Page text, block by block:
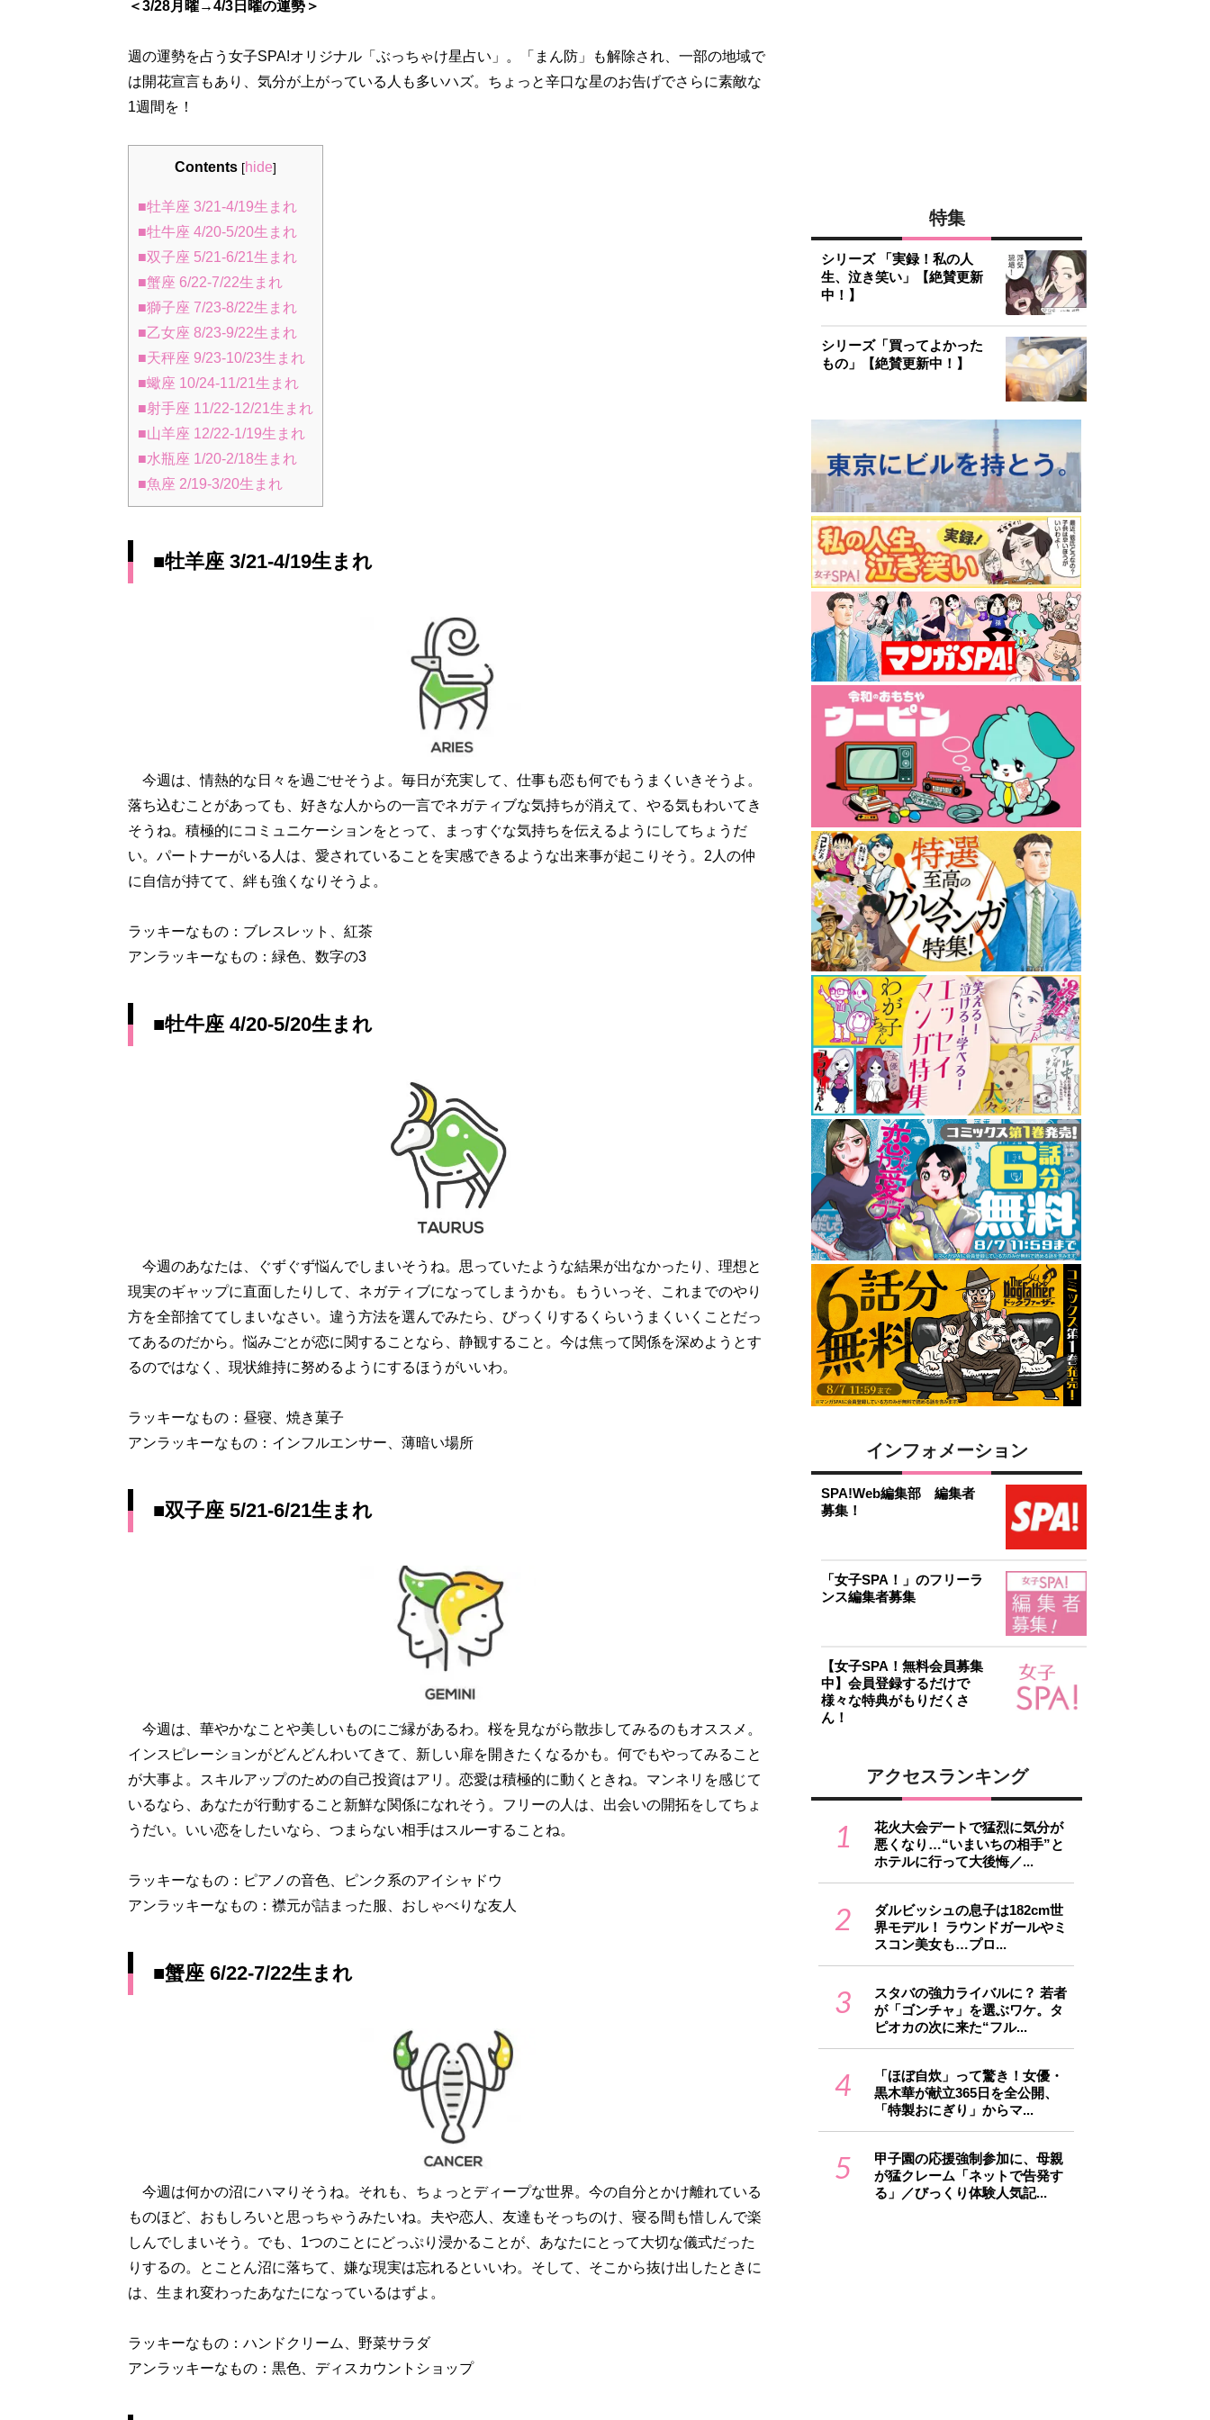
＜3/28月曜→4/3日曜の運勢＞
週の運勢を占う女子SPA!オリジナル「ぶっちゃけ星占い」。「まん防」も解除され、一部の地域で
は開花宣言もあり、気分が上がっている人も多いハズ。ちょっと辛口な星のお告げでさらに素敵な
1週間を！
Contents [hide]
■牡羊座 3/21-4/19生まれ
■牡牛座 4/20-5/20生まれ
■双子座 5/21-6/21生まれ
■蟹座 6/22-7/22生まれ
■獅子座 7/23-8/22生まれ
■乙女座 8/23-9/22生まれ
■天秤座 9/23-10/23生まれ
■蠍座 10/24-11/21生まれ
■射手座 11/22-12/21生まれ
■山羊座 12/22-1/19生まれ
■水瓶座 1/20-2/18生まれ
■魚座 2/19-3/20生まれ
■牡羊座 3/21-4/19生まれ
今週は、情熱的な日々を過ごせそうよ。毎日が充実して、仕事も恋も何でもうまくいきそうよ。
落ち込むことがあっても、好きな人からの一言でネガティブな気持ちが消えて、やる気もわいてき
そうね。積極的にコミュニケーションをとって、まっすぐな気持ちを伝えるようにしてちょうだ
い。パートナーがいる人は、愛されていることを実感できるような出来事が起こりそう。2人の仲
に自信が持てて、絆も強くなりそうよ。
ラッキーなもの：ブレスレット、紅茶
アンラッキーなもの：緑色、数字の3
■牡牛座 4/20-5/20生まれ
今週のあなたは、ぐずぐず悩んでしまいそうね。思っていたような結果が出なかったり、理想と
現実のギャップに直面したりして、ネガティブになってしまうかも。もういっそ、これまでのやり
方を全部捨ててしまいなさい。違う方法を選んでみたら、びっくりするくらいうまくいくことだっ
てあるのだから。悩みごとが恋に関することなら、静観すること。今は焦って関係を深めようとす
るのではなく、現状維持に努めるようにするほうがいいわ。
ラッキーなもの：昼寝、焼き菓子
アンラッキーなもの：インフルエンサー、薄暗い場所
■双子座 5/21-6/21生まれ
今週は、華やかなことや美しいものにご縁があるわ。桜を見ながら散歩してみるのもオススメ。
インスピレーションがどんどんわいてきて、新しい扉を開きたくなるかも。何でもやってみること
が大事よ。スキルアップのための自己投資はアリ。恋愛は積極的に動くときね。マンネリを感じて
いるなら、あなたが行動すること新鮮な関係になれそう。フリーの人は、出会いの開拓をしてちょ
うだい。いい恋をしたいなら、つまらない相手はスルーすることね。
ラッキーなもの：ピアノの音色、ピンク系のアイシャドウ
アンラッキーなもの：襟元が詰まった服、おしゃべりな友人
■蟹座 6/22-7/22生まれ
今週は何かの沼にハマりそうね。それも、ちょっとディープな世界。今の自分とかけ離れている
ものほど、おもしろいと思っちゃうみたいね。夫や恋人、友達もそっちのけ、寝る間も惜しんで楽
しんでしまいそう。でも、1つのことにどっぷり浸かることが、あなたにとって大切な儀式だった
りするの。とことん沼に落ちて、嫌な現実は忘れるといいわ。そして、そこから抜け出したときに
は、生まれ変わったあなたになっているはずよ。
ラッキーなもの：ハンドクリーム、野菜サラダ
アンラッキーなもの：黒色、ディスカウントショップ
特集
シリーズ 「実録！私の人
生、泣き笑い」【絶賛更新
中！】
シリーズ「買ってよかった
もの」【絶賛更新中！】
インフォメーション
SPA!Web編集部 編集者
募集！
「女子SPA！」のフリーラ
ンス編集者募集
【女子SPA！無料会員募集
中】会員登録するだけで
様々な特典がもりだくさ
ん！
アクセスランキング
1
花火大会デートで猛烈に気分が
悪くなり…“いまいちの相手”と
ホテルに行って大後悔／...
2
ダルビッシュの息子は182cm世
界モデル！ ラウンドガールやミ
スコン美女も…プロ...
3
スタバの強力ライバルに？ 若者
が「ゴンチャ」を選ぶワケ。タ
ピオカの次に来た“フル...
4
「ほぼ自炊」って驚き！女優・
黒木華が献立365日を全公開、
「特製おにぎり」からマ...
5
甲子園の応援強制参加に、母親
が猛クレーム「ネットで告発す
る」／びっくり体験人気記...